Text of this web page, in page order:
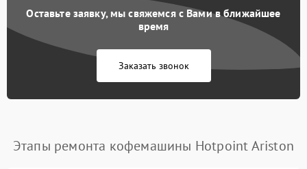
Оставьте заявку, мы свяжемся с Вами в ближайшее
время
Заказать звонок
Этапы ремонта кофемашины Hotpoint Ariston